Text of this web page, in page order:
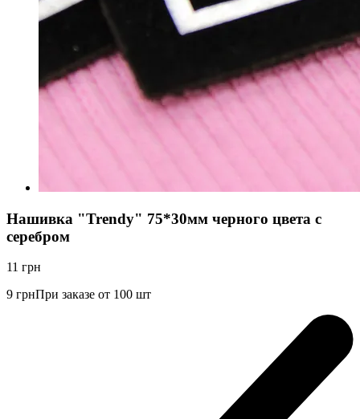
Нашивка "Trendy" 75*30мм черного цвета с
серебром
11 грн
9 грнПри заказе от 100 шт